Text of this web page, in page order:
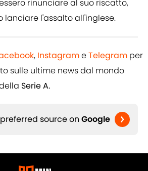
rinunciare al suo riscatto,
l'assalto all'inglese.
, InstagrameTelegram per
sulle ultime news dal mondo
Serie A.
source on Google